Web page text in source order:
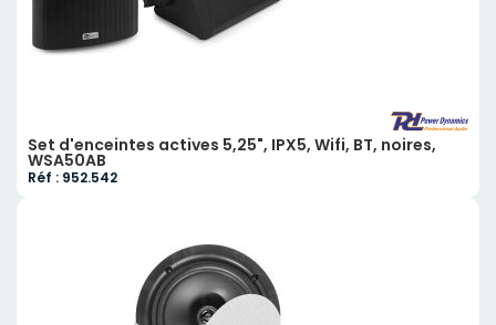
Set d'enceintes actives 5,25", IPX5, Wifi, BT, noires,
WSA50AB
Réf : 952.542